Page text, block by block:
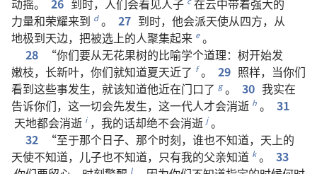
动摇。 26 到时， 人们会看见人子 在云中带着强大的
力量和荣耀来到 d 。 27 到时， 他会派天使从四方， 从
地极到天边， 把被选上的人聚集起来 e 。
28
“你们要从无花果树的比喻学个道理： 树开始发
嫩枝， 长新叶， 你们就知道夏天近了 f 。 29 照样， 当你们
看到这些事发生， 就该知道他近在门口了 g 。 30 我实在
告诉你们， 这一切会先发生， 这一代人才会消逝 h 。
31
天地都会消逝 i ， 我的话却绝不会消逝 j 。
32
“至于那个日子、 那个时刻， 谁也不知道， 天上的
天使不知道， 儿子也不知道， 只有我的父亲知道 k 。
33
l